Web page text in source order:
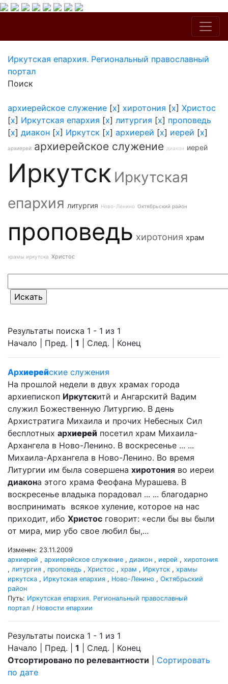
Иркутская епархия. Региональный православный
портал
Поиск
архиерейское служение [x] хиротония [x] Христос
[x] Иркутская епархия [x] литургия [x] проповедь
[x] диакон [x] Иркутск [x] архиерей [x] иерей [x]
архиерей архиерейское служение диакон иерей
Иркутск Иркутская
епархия литургия Ново-Ленино Октябрьский район
проповедь хиротония храм
храмы иркутска Христос
Результаты поиска 1 - 1 из 1
Начало | Пред. | 1 | След. | Конец
Архиерейские служения
На прошлой недели в двух храмах города
архиепископ Иркутскитй и Ангарскитй Вадим
служил Божественную Литургию. В день
Архистратига Михаила и прочих Небесных Сил
бесплотных архиерей посетил храм Михаила-
Архангела в Ново-Ленино. В воскресенье ... ...
Михаила-Архангела в Ново-Ленино. Во время
Литургии им была совершена хиротония во иереи
диакона этого храма Феофана Мурашева. В
воскресенье владыка порадовал ... ... благодарно
воспринимать всякое хуление, которое на нас
приходит, ибо Христос говорит: «если бы вы были
от мира, мир убо свое любил бы,...
Изменен: 23.11.2009
архиерей , архиерейское служение , диакон , иерей , хиротония
, литургия , проповедь , Христос , храм , Иркутск , храмы
иркутска , Иркутская епархия , Ново-Ленино , Октябрьский
район
Путь: Иркутская епархия. Региональный православный
портал / Новости епархии
Результаты поиска 1 - 1 из 1
Начало | Пред. | 1 | След. | Конец
Отсортировано по релевантности
Сортировать
по дате